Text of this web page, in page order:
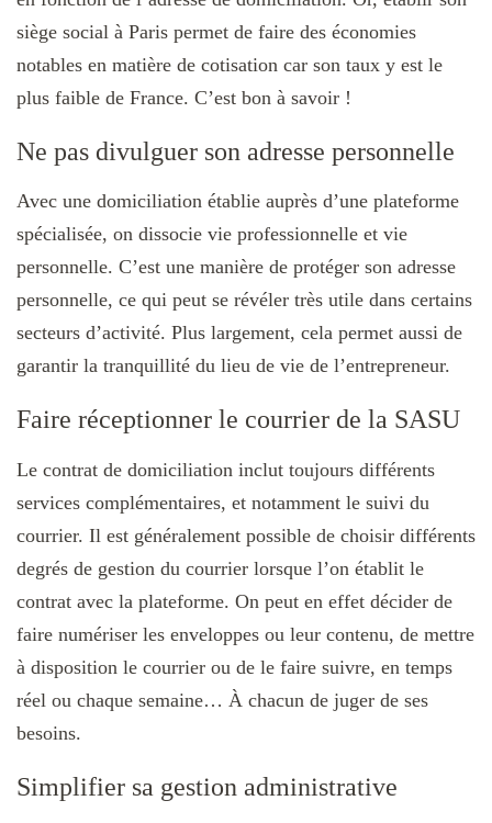
siège social à Paris permet de faire des économies
notables en matière de cotisation car son taux y est le
plus faible de France. C’est bon à savoir !
Ne pas divulguer son adresse personnelle
Avec une domiciliation établie auprès d’une plateforme
spécialisée, on dissocie vie professionnelle et vie
personnelle. C’est une manière de protéger son adresse
personnelle, ce qui peut se révéler très utile dans certains
secteurs d’activité. Plus largement, cela permet aussi de
garantir la tranquillité du lieu de vie de l’entrepreneur.
Faire réceptionner le courrier de la SASU
Le contrat de domiciliation inclut toujours différents
services complémentaires, et notamment le suivi du
courrier. Il est généralement possible de choisir différents
degrés de gestion du courrier lorsque l’on établit le
contrat avec la plateforme. On peut en effet décider de
faire numériser les enveloppes ou leur contenu, de mettre
à disposition le courrier ou de le faire suivre, en temps
réel ou chaque semaine… À chacun de juger de ses
besoins.
Simplifier sa gestion administrative